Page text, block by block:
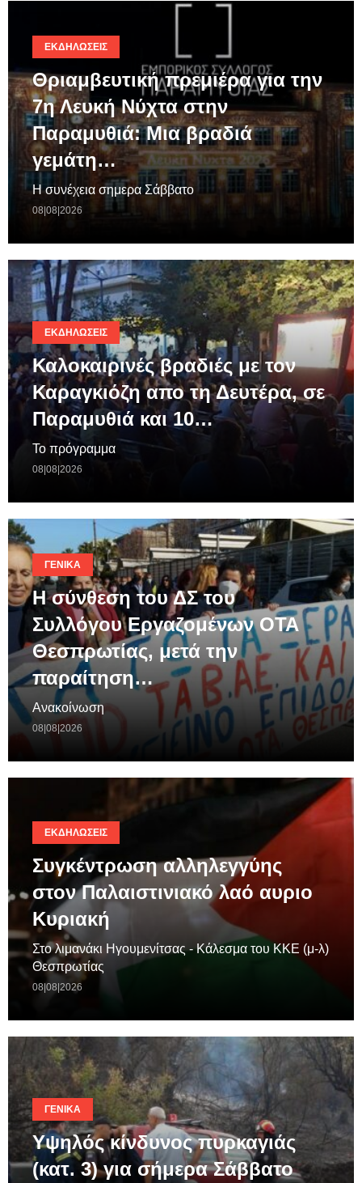
ΕΚΔΗΛΏΣΕΙΣ
Θριαμβευτική πρεμιέρα για την
7η Λευκή Νύχτα στην
Παραμυθιά: Μια βραδιά
γεμάτη…
Η συνέχεια σημερα Σάββατο
08|08|2026
ΕΚΔΗΛΏΣΕΙΣ
Καλοκαιρινές βραδιές με τον
Καραγκιόζη απο τη Δευτέρα, σε
Παραμυθιά και 10…
Το πρόγραμμα
08|08|2026
ΓΕΝΙΚΆ
Η σύνθεση του ΔΣ του
Συλλόγου Εργαζομένων ΟΤΑ
Θεσπρωτίας, μετά την
παραίτηση…
Ανακοίνωση
08|08|2026
ΕΚΔΗΛΏΣΕΙΣ
Συγκέντρωση αλληλεγγύης
στον Παλαιστινιακό λαό αυριο
Κυριακή
Στο λιμανάκι Ηγουμενίτσας - Κάλεσμα του ΚΚΕ (μ-λ)
Θεσπρωτίας
08|08|2026
ΓΕΝΙΚΆ
Υψηλός κίνδυνος πυρκαγιάς
(κατ. 3) για σήμερα Σάββατο